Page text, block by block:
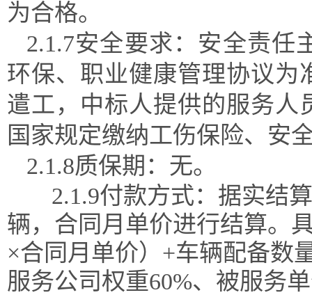
为合格。
2.1.7安全要求：安全责任
环保、职业健康管理协议为
遣工，中标人提供的服务人
国家规定缴纳工伤保险、安
2.1.8质保期： 无。
2.1.9付款方式：据实结
辆，合同月单价进行结算。
×合同月单价）+车辆配备数
服务公司权重60%、被服务